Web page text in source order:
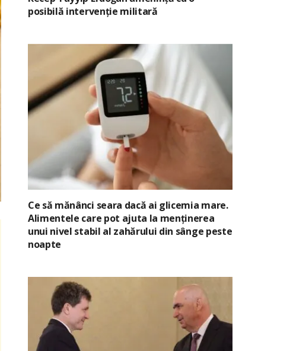
posibilă intervenție militară
Ce să mănânci seara dacă ai glicemia mare.
Alimentele care pot ajuta la menținerea
unui nivel stabil al zahărului din sânge peste
noapte